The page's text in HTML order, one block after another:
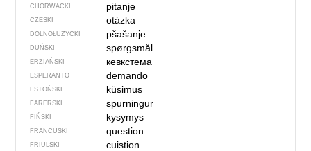
CHORWACKI pitanje
CZESKI otázka
DOLNOŁUŻYCKI pšašanje
DUŃSKI spørgsmål
ERZIAŃSKI кевкстема
ESPERANTO demando
ESTOŃSKI küsimus
FARERSKI spurningur
FIŃSKI kysymys
FRANCUSKI question
FRIULSKI cuistion